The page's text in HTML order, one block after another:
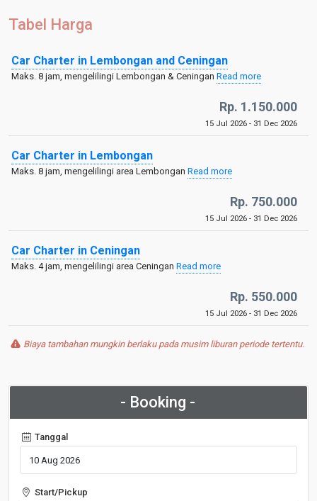
Tabel Harga
Car Charter in Lembongan and Ceningan
Maks. 8 jam, mengelilingi Lembongan & Ceningan Read more
Rp. 1.150.000
15 Jul 2026 - 31 Dec 2026
Car Charter in Lembongan
Maks. 8 jam, mengelilingi area Lembongan Read more
Rp. 750.000
15 Jul 2026 - 31 Dec 2026
Car Charter in Ceningan
Maks. 4 jam, mengelilingi area Ceningan Read more
Rp. 550.000
15 Jul 2026 - 31 Dec 2026
Biaya tambahan mungkin berlaku pada musim liburan periode tertentu.
- Booking -
Tanggal
Start/Pickup